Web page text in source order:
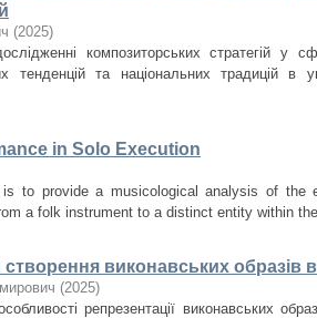
(2025)
композиторських стратегій у
тенденцій та національних традицій в
in Solo Execution
to provide a musicological analysis of the
a folk instrument to a distinct entity within
створення виконавських образів
(2025)
репрезентації виконавських